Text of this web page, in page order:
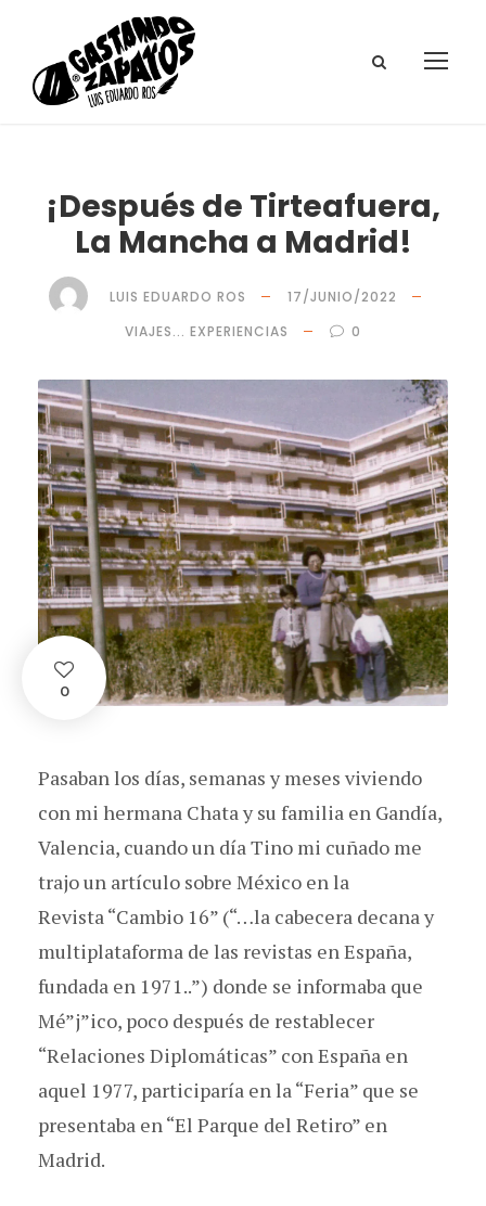
¡Después de Tirteafuera,
La Mancha a Madrid!
LUIS EDUARDO ROS
17/JUNIO/2022
VIAJES... EXPERIENCIAS
0
0
Pasaban los días, semanas y meses viviendo
con mi hermana Chata y su familia en Gandía,
Valencia, cuando un día Tino mi cuñado me
trajo un artículo sobre México en la
Revista “Cambio 16” (“…la cabecera decana y
multiplataforma de las revistas en España,
fundada en 1971..”) donde se informaba que
Mé”j”ico, poco después de restablecer
“Relaciones Diplomáticas” con España en
aquel 1977, participaría en la “Feria” que se
presentaba en “El Parque del Retiro” en
Madrid.